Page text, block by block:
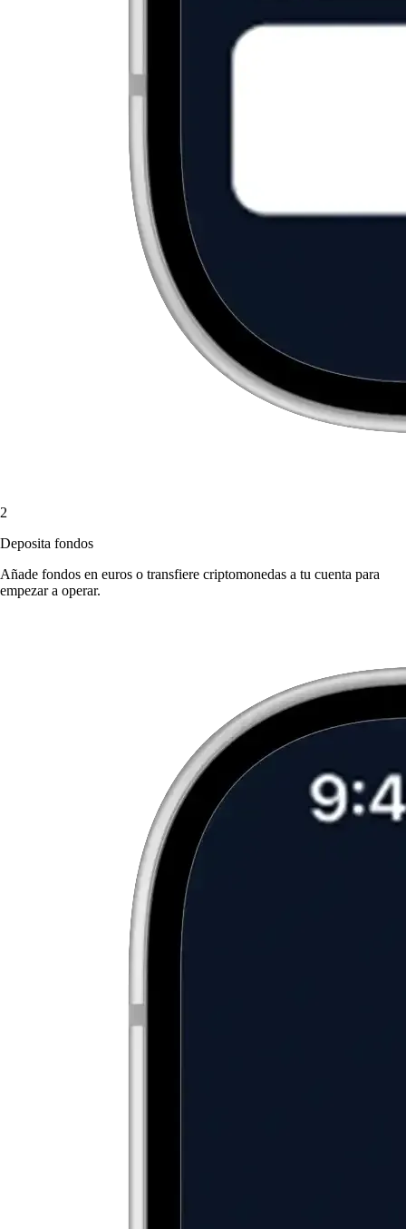
2
Deposita fondos
Añade fondos en euros o transfiere criptomonedas a tu cuenta para
empezar a operar.